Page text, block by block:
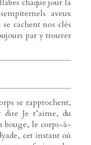
chaque jour la
aveux
cachent nos clés
par y trouver
se rapprochent,
Je t’aime, du
bouge, le corps-à-
cet instant où